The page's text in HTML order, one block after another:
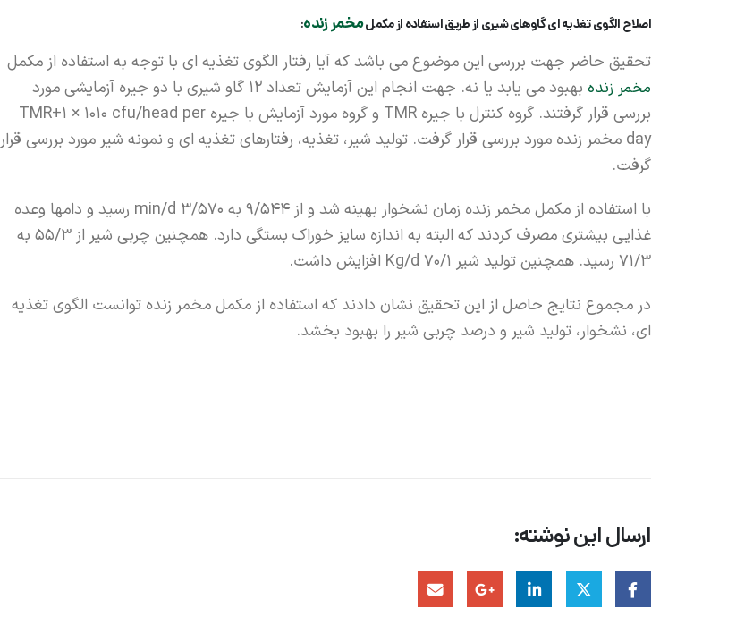
اصلاح الگوی تغذیه ای گاوهای شیری از طریق استفاده از مکملمخمر زنده:
تحقیق حاضر جهت بررسی این موضوع می باشد که آیا رفتار الگوی تغذیه ای با توجه به استفاده از مکمل
مخمر زنده
بهبود می یابد یا نه. جهت انجام این آزمایش تعداد 12 گاو شیری با دو جیره آزمایشی مورد
بررسی قرار گرفتند. گروه کنترل با جیره TMR و گروه مورد آزمایش با جیره TMR+1 × 1010 cfu/head per
day مخمر زنده مورد بررسی قرار گرفت. تولید شیر، تغذیه، رفتارهای تغذیه ای و نمونه شیر مورد بررسی قرار
گرفت.
با استفاده از مکمل مخمر زنده زمان نشخوار بهینه شد و از 9/544 به 3/570 min/d رسید و دامها وعده
غذایی بیشتری مصرف کردند که البته به اندازه سایز خوراک بستگی دارد. همچنین چربی شیر از 55/3 به
71/3 رسید. همچنین تولید شیر 70/1 Kg/d افزایش داشت.
در مجموع نتایج حاصل از این تحقیق نشان دادند که استفاده از مکمل مخمر زنده توانست الگوی تغذیه
ای، نشخوار، تولید شیر و درصد چربی شیر را بهبود بخشد.
ارسال این نوشته: